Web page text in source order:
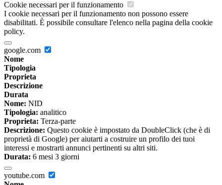
Cookie necessari per il funzionamento
I cookie necessari per il funzionamento non possono essere
disabilitati. È possibile consultare l'elenco nella pagina della cookie
policy.
google.com
Nome
Tipologia
Proprieta
Descrizione
Durata
Nome: NID
Tipologia: analitico
Proprieta: Terza-parte
Descrizione: Questo cookie è impostato da DoubleClick (che è di
proprietà di Google) per aiutarti a costruire un profilo dei tuoi
interessi e mostrarti annunci pertinenti su altri siti.
Durata: 6 mesi 3 giorni
youtube.com